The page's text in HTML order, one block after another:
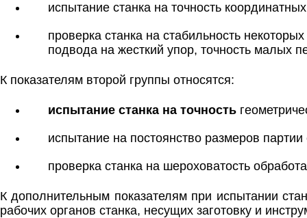
испытание станка на точность
проверка станка на стабильность
подвода на жесткий упор, точность малых
К показателям второй группы относятся:
испытание станка на точность
испытание на постоянство размеров
проверка станка на шероховатость
К дополнительным показателям при испытании
рабочих органов станка, несущих заготовку и